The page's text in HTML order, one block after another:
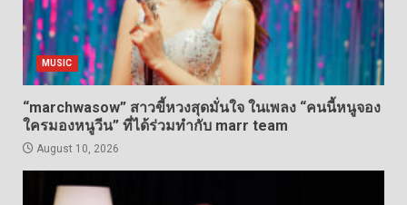
MUSIC
“marchwasow” สาวขี้หวงสุดมั่นใจ ในเพลง “คนนี้หนูจอง
ใครมองหนูวีน” ที่ได้ร่วมทำกับ marr team
August 10, 2026